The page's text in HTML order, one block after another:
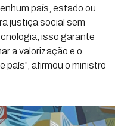
país, estado ou
justiça social sem
isso garante
a valorização e o
país”, afirmou o ministro